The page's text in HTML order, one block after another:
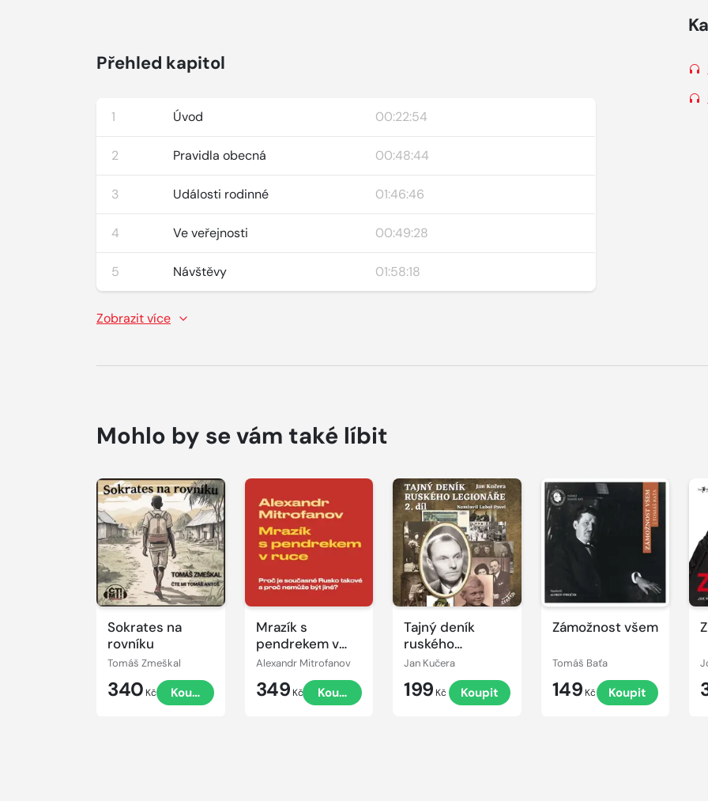
Přehled kapitol
1 Úvod 00:22:54
2 Pravidla obecná 00:48:44
3 Události rodinné 01:46:46
4 Ve veřejnosti 00:49:28
5 Návštěvy 01:58:18
Zobrazit více
Mohlo by se vám také líbit
Sokrates na
rovníku
Tomáš Zmeškal
340 Kč Koupit
Přehrát
ukázku
Mrazík s
pendrekem v
ruce
Alexandr Mitrofanov
349 Kč Koupit
Přehrát
ukázku
Tajný deník
ruského
legionáře 2
Jan Kučera
199 Kč Koupit
Přehrát
ukázku
Zámožnost všem
Tomáš Baťa
149 Kč Koupit
Přehrát
ukázku